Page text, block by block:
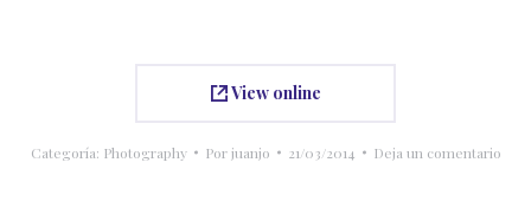
View online
Categoría: Photography Porjuanjo 21/03/2014 Deja un comentario